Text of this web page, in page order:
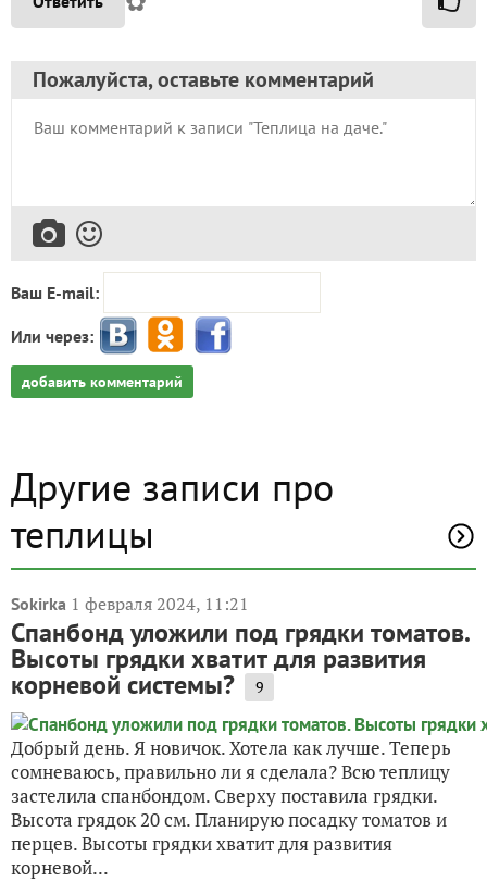
Пожалуйста, оставьте комментарий
Ваш E-mail:
Или через:
добавить комментарий
Другие записи про
теплицы
Sokirka 1 февраля 2024, 11:21
Спанбонд уложили под грядки томатов.
Высоты грядки хватит для развития
корневой системы? 9
Добрый день. Я новичок. Хотела как лучше. Теперь
сомневаюсь, правильно ли я сделала? Всю теплицу
застелила спанбондом. Сверху поставила грядки.
Высота грядок 20 см. Планирую посадку томатов и
перцев. Высоты грядки хватит для развития
корневой...